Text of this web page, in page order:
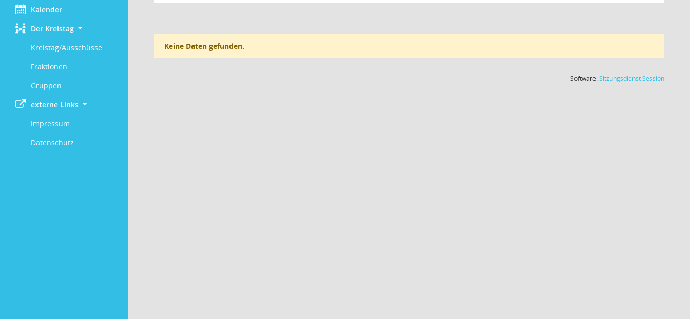
Kalender
Der Kreistag
Kreistag/Ausschüsse
Fraktionen
Gruppen
externe Links
Impressum
Datenschutz
Keine Daten gefunden.
Software:SitzungsdienstSession(Wird in